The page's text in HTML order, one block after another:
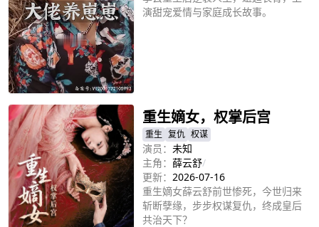
演甜宠爱情与家庭成长故事。
重生嫡女，权掌后宫
重生 复仇 权谋
演员： 未知
主角： 薛云舒/
更新： 2026-07-16
重生嫡女薛云舒前世惨死，今世归来
斩断孽缘，步步权谋复仇，终成皇后
共治天下？